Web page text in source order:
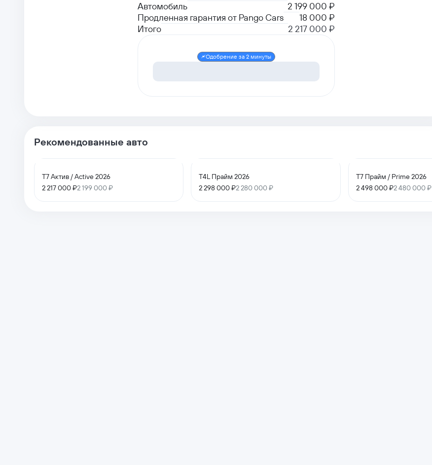
Автомобиль
2 199 000 ₽
Продленная гарантия от Pango Cars
18 000 ₽
Итого
2 217 000 ₽
Одобрение за 2 минуты
Рекомендованные авто
T7 Актив / Active 2026
2 217 000 ₽2 199 000 ₽
T4L Прайм 2026
2 298 000 ₽2 280 000 ₽
T7 Прайм / Prime 2026
2 498 000 ₽2 480 000 ₽